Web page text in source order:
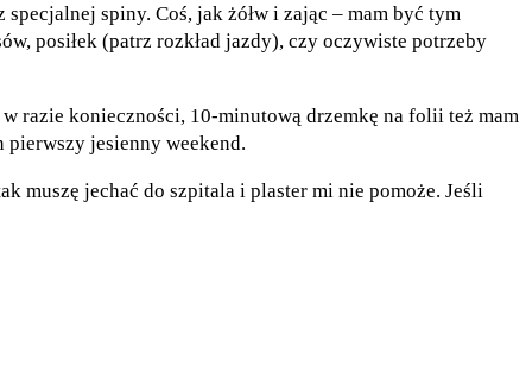
spiny. Coś, jak żółw i zając – mam być tym
posiłek (patrz rozkład jazdy), czy oczywiste potrzeby
razie konieczności, 10-minutową drzemkę na folii też mam
jesienny weekend.
muszę jechać do szpitala i plaster mi nie pomoże. Jeśli